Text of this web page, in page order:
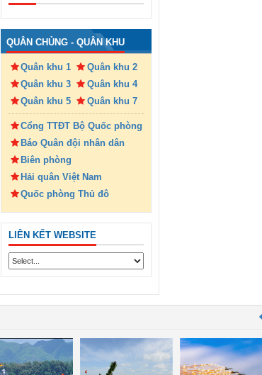
QUÂN CHỦNG - QUÂN KHU
Quân khu 1
Quân khu 2
Quân khu 3
Quân khu 4
Quân khu 5
Quân khu 7
Cổng TTĐT Bộ Quốc phòng
Báo Quân đội nhân dân
Biên phòng
Hải quân Việt Nam
Quốc phòng Thủ đô
LIÊN KẾT WEBSITE